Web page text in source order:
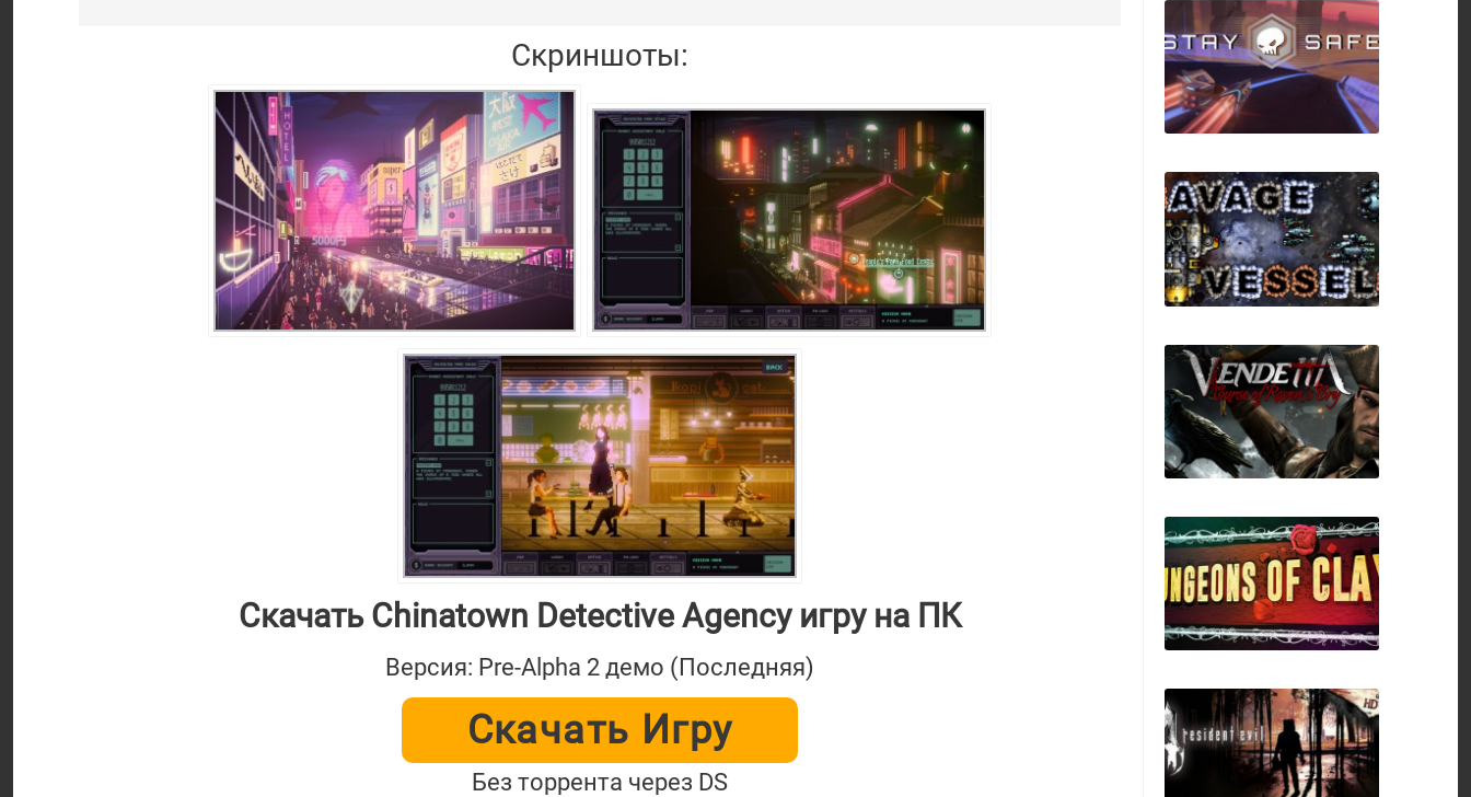
Скриншоты:
Скачать Chinatown Detective Agency игру на ПК
Версия: Pre-Alpha 2 демо (Последняя)
Скачать Игру
Без торрента через DS
Vendetta - Curse of